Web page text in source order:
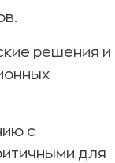
решения и
с
для